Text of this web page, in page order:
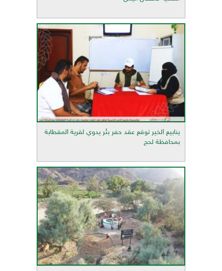
ينابيع الخير توقع عقد حفر بئر يدوي لقرية المقطابة
بمحافظة لحج